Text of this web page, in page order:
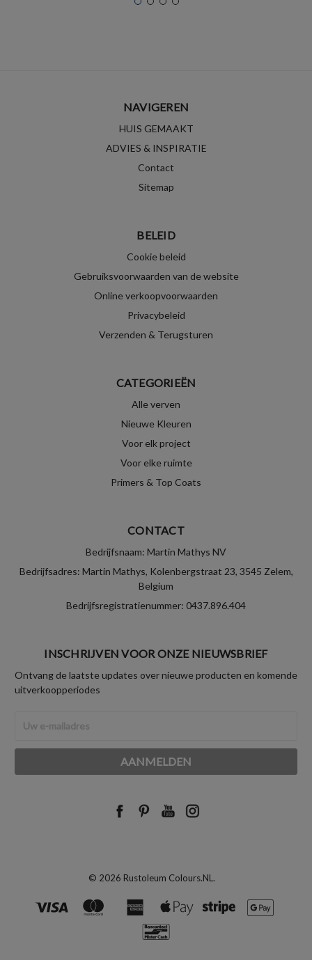
NAVIGEREN
HUIS GEMAAKT
ADVIES & INSPIRATIE
Contact
Sitemap
BELEID
Cookie beleid
Gebruiksvoorwaarden van de website
Online verkoopvoorwaarden
Privacybeleid
Verzenden & Terugsturen
CATEGORIEËN
Alle verven
Nieuwe Kleuren
Voor elk project
Voor elke ruimte
Primers & Top Coats
CONTACT
Bedrijfsnaam: Martin Mathys NV
Bedrijfsadres: Martin Mathys, Kolenbergstraat 23, 3545 Zelem,
Belgium
Bedrijfsregistratienummer: 0437.896.404
INSCHRIJVEN VOOR ONZE NIEUWSBRIEF
Ontvang de laatste updates over nieuwe producten en komende
uitverkoopperiodes
mailadres
© 2026 Rustoleum Colours.NL.